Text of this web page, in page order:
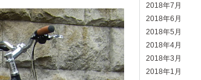
2018年7月
2018年6月
2018年5月
2018年4月
2018年3月
2018年1月